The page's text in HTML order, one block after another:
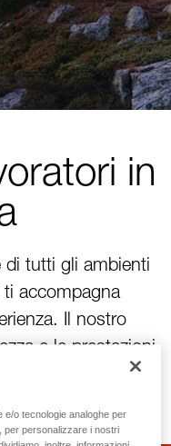
in
di tutti gli ambienti
accompagna
Il nostro
e le prestazioni
e/o tecnologie analoghe per
per personalizzare i nostri